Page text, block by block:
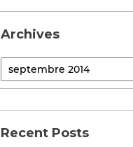
Archives
Recent Posts